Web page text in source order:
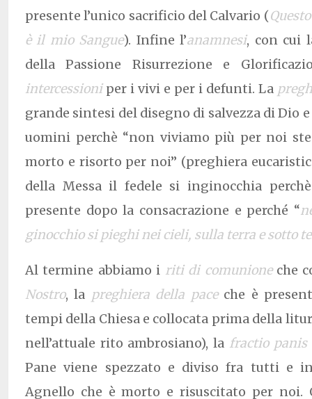
presente l’unico sacrificio del Calvario (
è il mio Sangue). Infine l’anamnesi, con cui
della Passione Risurrezione e
intercessioniper i vivi e per i defunti. La
grande sintesi del disegno di salvezza di Dio
uomini perchè “non viviamo più per noi
morto e risorto per noi” (preghiera
della Messa il fedele si inginocchia
presente dopo la consacrazione e perché “
ginocchio si pieghi nei cieli, sulla terra e sotto
Al termine abbiamo i riti di comunioneche
Nostro, la preghiera della paceche è
tempi della Chiesa e collocata prima della
nell’attuale rito ambrosiano), la fractio panis
Pane viene spezzato e diviso fra tutti e
Agnello che è morto e risuscitato per